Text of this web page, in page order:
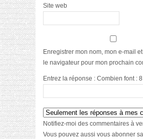
Site web
Enregistrer mon nom, mon e-mail
le navigateur pour mon prochain
Entrez la réponse : Combien font :
Notifiez-moi des commentaires à
Vous pouvez aussi vous abonner